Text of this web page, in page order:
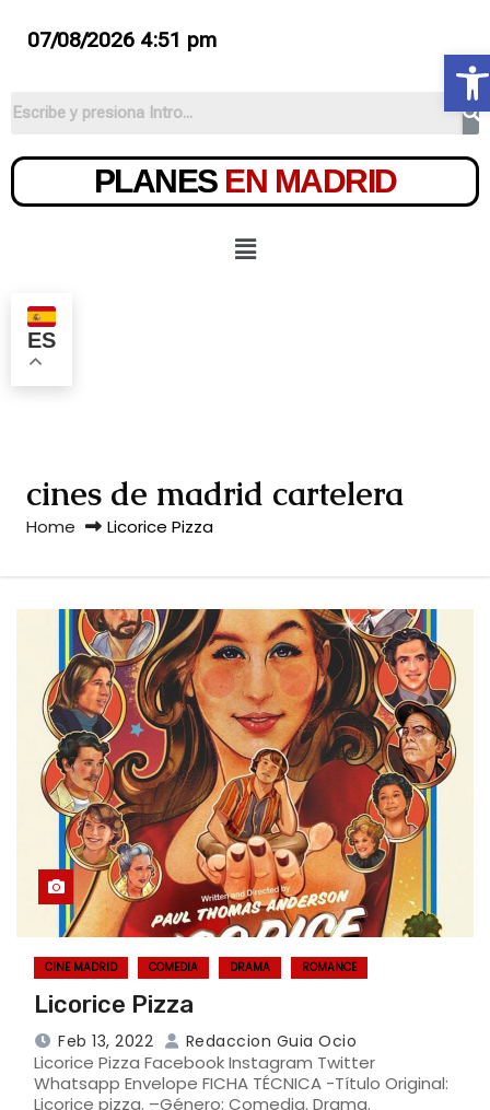
07/08/2026 4:51 pm
PLANES EN MADRID
ES
cines de madrid cartelera
Home Licorice Pizza
CINE MADRID COMEDIA DRAMA ROMANCE
Licorice Pizza
Feb 13, 2022 Redaccion Guia Ocio
Licorice Pizza Facebook Instagram Twitter
Whatsapp Envelope FICHA TÉCNICA -Título Original:
Licorice pizza. –Género: Comedia. Drama.